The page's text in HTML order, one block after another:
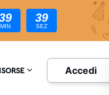
MIN
37
SEZ
Accedi